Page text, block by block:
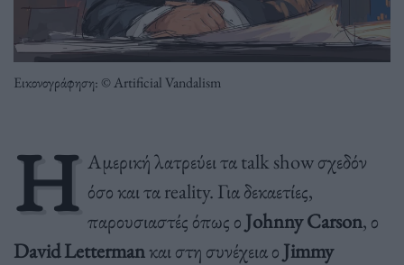
Εικονογράφηση: © Artificial Vandalism
Η Αμερική λατρεύει τα talk show σχεδόν
όσο και τα reality. Για δεκαετίες,
παρουσιαστές όπως ο Johnny Carson, ο
David Lettermanκαι στη συνέχεια ο Jimmy